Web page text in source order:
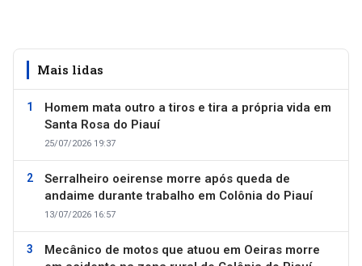
Mais lidas
Homem mata outro a tiros e tira a própria vida em
Santa Rosa do Piauí
25/07/2026 19:37
Serralheiro oeirense morre após queda de
andaime durante trabalho em Colônia do Piauí
13/07/2026 16:57
Mecânico de motos que atuou em Oeiras morre